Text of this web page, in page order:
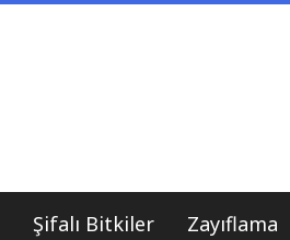
Şifalı Bitkiler Zayıflama